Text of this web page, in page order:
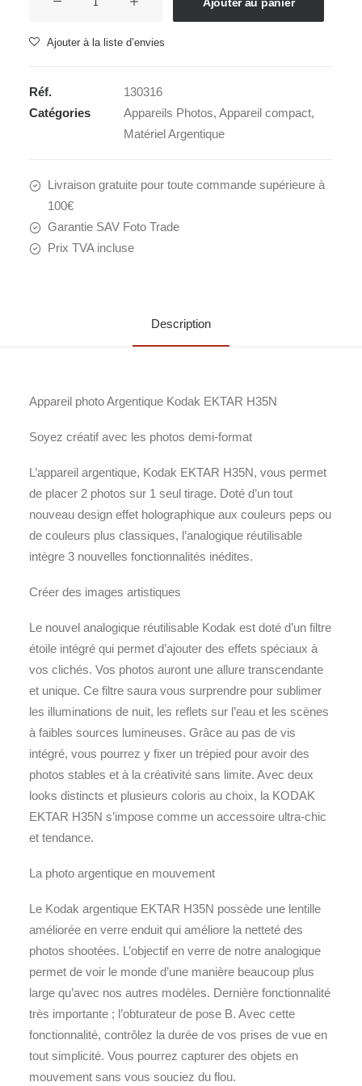
KODAK
BLACK
Ajouter à la liste d’envies
Réf.
130316
Catégories
Appareils Photos, Appareil compact,
Matériel Argentique
Livraison gratuite pour toute commande supérieure à
100€
Garantie SAV Foto Trade
Prix TVA incluse
Description
Appareil photo Argentique Kodak EKTAR H35N
Soyez créatif avec les photos demi-format
L’appareil argentique, Kodak EKTAR H35N, vous permet
de placer 2 photos sur 1 seul tirage. Doté d’un tout
nouveau design effet holographique aux couleurs peps ou
de couleurs plus classiques, l’analogique réutilisable
intègre 3 nouvelles fonctionnalités inédites.
Créer des images artistiques
Le nouvel analogique réutilisable Kodak est doté d’un filtre
étoile intégré qui permet d’ajouter des effets spéciaux à
vos clichés. Vos photos auront une allure transcendante
et unique. Ce filtre saura vous surprendre pour sublimer
les illuminations de nuit, les reflets sur l’eau et les scènes
à faibles sources lumineuses. Grâce au pas de vis
intégré, vous pourrez y fixer un trépied pour avoir des
photos stables et à la créativité sans limite. Avec deux
looks distincts et plusieurs coloris au choix, la KODAK
EKTAR H35N s’impose comme un accessoire ultra-chic
et tendance.
La photo argentique en mouvement
Le Kodak argentique EKTAR H35N possède une lentille
améliorée en verre enduit qui améliore la netteté des
photos shootées. L’objectif en verre de notre analogique
permet de voir le monde d’une manière beaucoup plus
large qu’avec nos autres modèles. Dernière fonctionnalité
très importante ; l’obturateur de pose B. Avec cette
fonctionnalité, contrôlez la durée de vos prises de vue en
tout simplicité. Vous pourrez capturer des objets en
mouvement sans vous souciez du flou.